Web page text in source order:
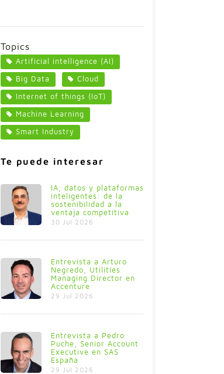
Topics
Artificial intelligence (AI)
Big Data
Cloud
Internet of things (IoT)
Machine Learning
Smart Industry
Te puede interesar
IA, datos y plataformas
inteligentes: de la
sostenibilidad a la
ventaja competitiva
30 Jul 2026
Entrevista a Arturo
Negredo, Utilities
Managing Director en
Accenture
29 Jul 2026
Entrevista a Pedro
Puche, Senior Account
Executive en SAS
España
29 Jul 2026